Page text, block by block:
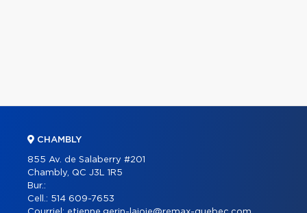
CHAMBLY
855 Av. de Salaberry #201
Chambly, QC J3L 1R5
Bur.:
Cell.: 514 609-7653